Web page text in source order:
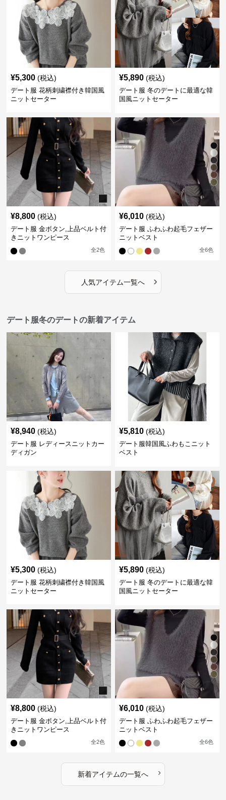
¥5,300 (税込)
デート服 花柄刺繍襟付き韓国風
ニットセーター
¥5,890 (税込)
デート服 冬のデートに最適な韓
国風ニットセーター
¥8,800 (税込)
デート服 金ボタン,上品ベルト付
きニットワンピース
全2色
¥6,010 (税込)
デート服 ふわふわ起毛フェザー
ニットベスト
全6色
人気アイテム一覧へ ›
デート服冬のデートの新着アイテム
¥8,940 (税込)
デート服 レディースニットカー
ディガン
¥5,810 (税込)
デート服韓国風ふわもこニット
ベスト
¥5,300 (税込)
デート服 花柄刺繍襟付き韓国風
ニットセーター
¥5,890 (税込)
デート服 冬のデートに最適な韓
国風ニットセーター
¥8,800 (税込)
デート服 金ボタン,上品ベルト付
きニットワンピース
全2色
¥6,010 (税込)
デート服 ふわふわ起毛フェザー
ニットベスト
全6色
新着アイテムの一覧へ ›